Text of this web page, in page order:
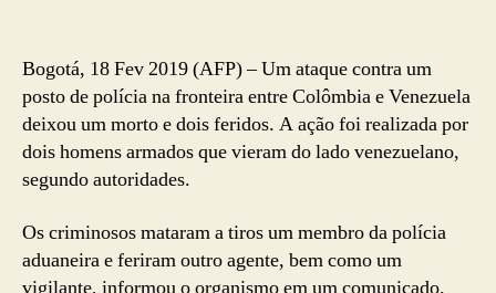
Bogotá, 18 Fev 2019 (AFP) – Um ataque contra um
posto de polícia na fronteira entre Colômbia e Venezuela
deixou um morto e dois feridos. A ação foi realizada por
dois homens armados que vieram do lado venezuelano,
segundo autoridades.
Os criminosos mataram a tiros um membro da polícia
aduaneira e feriram outro agente, bem como um
vigilante, informou o organismo em um comunicado.